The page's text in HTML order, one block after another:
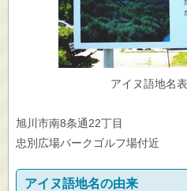
アイヌ語地名
旭川市南8条通22丁目
忠別広場パークゴルフ場付近
アイヌ語地名の由来